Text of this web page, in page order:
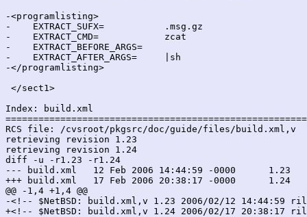
-<programlisting>
-    EXTRACT_SUFX=           .msg.gz
-    EXTRACT_CMD=            zcat
-    EXTRACT_BEFORE_ARGS=
-    EXTRACT_AFTER_ARGS=     |sh
-</programlisting>
</sect1>
Index: build.xml
RCS file: /cvsroot/pkgsrc/doc/guide/files/build.xml,v
retrieving revision 1.23
retrieving revision 1.24
diff -u -r1.23 -r1.24
--- build.xml	12 Feb 2006 14:44:59 -0000	1.23
+++ build.xml	17 Feb 2006 20:38:17 -0000	1.24
@@ -1,4 +1,4 @@
-<!-- $NetBSD: build.xml,v 1.23 2006/02/12 14:44:59
+<!-- $NetBSD: build.xml,v 1.24 2006/02/17 20:38:17